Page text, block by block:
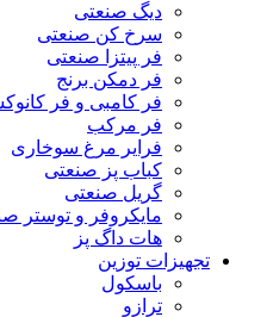
دیگ صنعتی
سرخ کن صنعتی
فر پیتزا صنعتی
فر دمکن برنج
فر کامبی و فر
فر مرکب
فرایر مرغ سوخاری
کباب پز صنعتی
گریل صنعتی
مایکروفر و توستر
هات داگ پز
تجهیزات توزین
باسکول
ترازو